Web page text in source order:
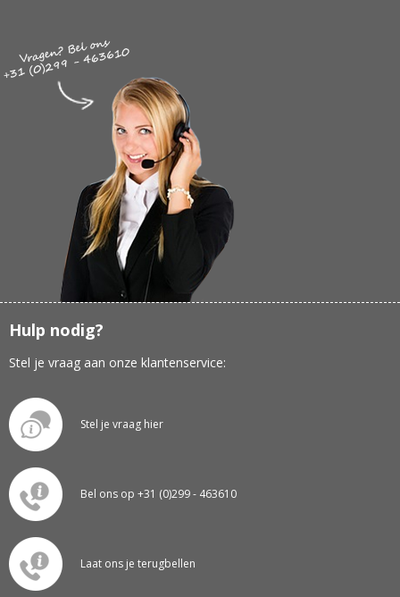
Hulp nodig?
Stel je vraag aan onze klantenservice:
Stel je vraag hier
Bel ons op +31 (0)299 - 463610
Laat ons je terugbellen